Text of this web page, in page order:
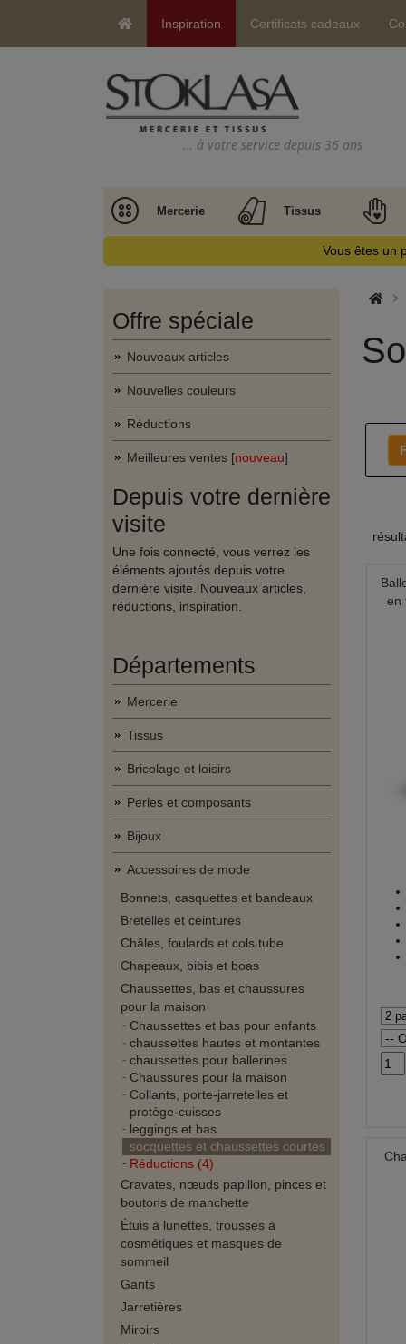
Inspiration Certificats cadeaux
… à votre service depuis 36 ans
Mercerie Tissus
Vous êtes un
Offre spéciale
Nouveaux articles
Nouvelles couleurs
Réductions
Meilleures ventes [nouveau]
Depuis votre dernière
visite
Une fois connecté, vous verrez les
éléments ajoutés depuis votre
dernière visite. Nouveaux articles,
réductions, inspiration.
Départements
Mercerie
Tissus
Bricolage et loisirs
Perles et composants
Bijoux
Accessoires de mode
Bonnets, casquettes et bandeaux
Bretelles et ceintures
Châles, foulards et cols tube
Chapeaux, bibis et boas
Chaussettes, bas et chaussures
pour la maison
Chaussettes et bas pour enfants
chaussettes hautes et montantes
chaussettes pour ballerines
Chaussures pour la maison
Collants, porte-jarretelles et
protège-cuisses
leggings et bas
socquettes et chaussettes courtes
Réductions (4)
Cravates, nœuds papillon, pinces et
boutons de manchette
Étuis à lunettes, trousses à
cosmétiques et masques de
sommeil
Gants
Jarretières
Miroirs
en